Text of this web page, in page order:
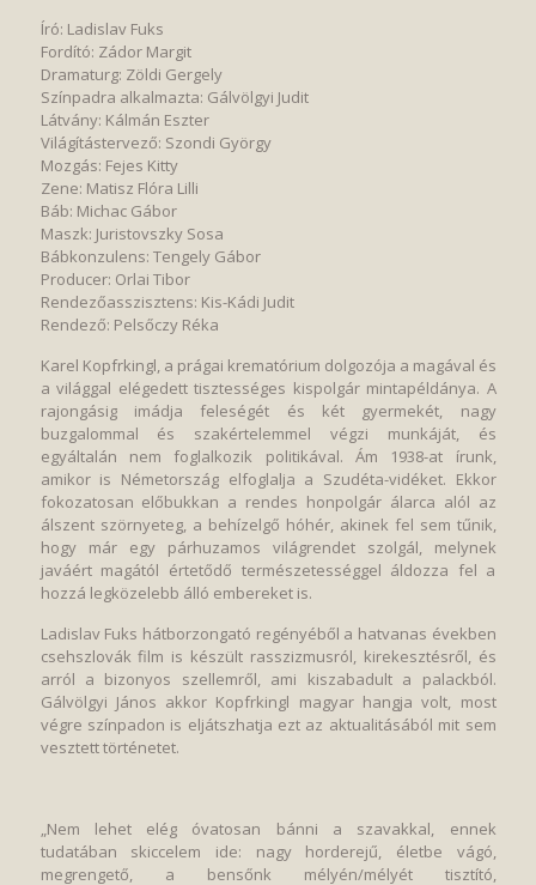
Író: Ladislav Fuks
Fordító: Zádor Margit
Dramaturg: Zöldi Gergely
Színpadra alkalmazta: Gálvölgyi Judit
Látvány: Kálmán Eszter
Világítástervező: Szondi György
Mozgás: Fejes Kitty
Zene: Matisz Flóra Lilli
Báb: Michac Gábor
Maszk: Juristovszky Sosa
Bábkonzulens: Tengely Gábor
Producer: Orlai Tibor
Rendezőasszisztens: Kis-Kádi Judit
Rendező: Pelsőczy Réka
Karel Kopfrkingl, a prágai krematórium dolgozója a magával és
a világgal elégedett tisztességes kispolgár mintapéldánya. A
rajongásig imádja feleségét és két gyermekét, nagy
buzgalommal és szakértelemmel végzi munkáját, és
egyáltalán nem foglalkozik politikával. Ám 1938-at írunk,
amikor is Németország elfoglalja a Szudéta-vidéket. Ekkor
fokozatosan előbukkan a rendes honpolgár álarca alól az
álszent szörnyeteg, a behízelgő hóhér, akinek fel sem tűnik,
hogy már egy párhuzamos világrendet szolgál, melynek
javáért magától értetődő természetességgel áldozza fel a
hozzá legközelebb álló embereket is.
Ladislav Fuks hátborzongató regényéből a hatvanas években
csehszlovák film is készült rasszizmusról, kirekesztésről, és
arról a bizonyos szellemről, ami kiszabadult a palackból.
Gálvölgyi János akkor Kopfrkingl magyar hangja volt, most
végre színpadon is eljátszhatja ezt az aktualitásából mit sem
vesztett történetet.
„Nem lehet elég óvatosan bánni a szavakkal, ennek
tudatában skiccelem ide: nagy horderejű, életbe vágó,
megrengető, a bensőnk mélyén/mélyét tisztító,